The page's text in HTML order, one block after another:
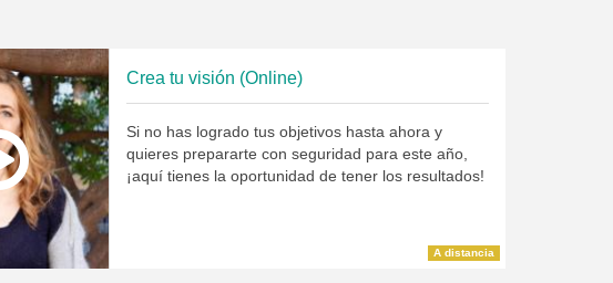
Crea tu visión (Online)
Si no has logrado tus objetivos hasta ahora y
quieres prepararte con seguridad para este año,
¡aquí tienes la oportunidad de tener los resultados!
A distancia